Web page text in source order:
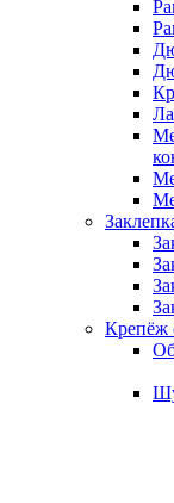
Крепёж